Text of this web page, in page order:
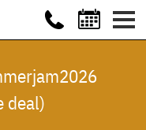
deal)